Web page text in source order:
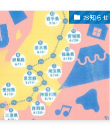
お知らせ